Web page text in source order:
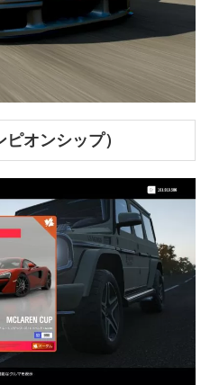
オンシップ）